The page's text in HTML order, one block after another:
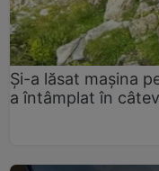
Și-a lăsat mașina
a întâmplat în